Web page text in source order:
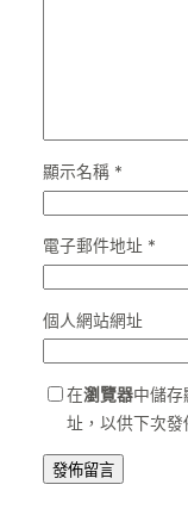
顯示名稱 *
電子郵件地址 *
個人網站網址
在瀏覽器中儲存
址，以供下次發